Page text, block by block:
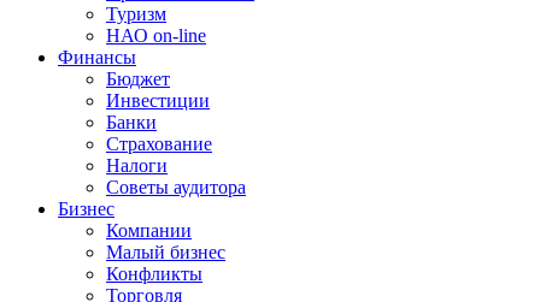
Туризм
НАО on-line
Финансы
Бюджет
Инвестиции
Банки
Страхование
Налоги
Советы аудитора
Бизнес
Компании
Малый бизнес
Конфликты
Торговля